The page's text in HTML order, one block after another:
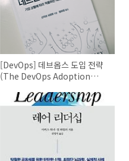
[DevOps] 데브옵스 도입 전략
(The DevOps Adoption